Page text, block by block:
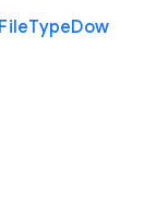
FileTypeDow